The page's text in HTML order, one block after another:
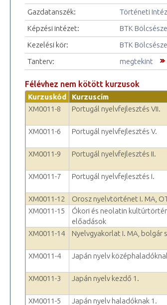
Gazdatanszék:
Történeti
Képzési intézet:
BTK
Kezelési kör:
BTK
Tanterv:
megtekint
Félévhez nem kötött kurzusok
Kurzuskód Kurzuscím
XM0011-8
Portugál nyelvfejlesztés VII.
XM0011-6
Portugál nyelvfejlesztés V.
XM0011-9
Portugál nyelvfejlesztés II.
XM0011-7
Portugál nyelvfejlesztés I.
XM0011-12
Orosz nyelvtörténet I. MA,
XM0011-15
Ókori és neolatin
előadások
XM0011-14 Nyelvgyakorlat I. MA, bolgár
XM0011-4
Japán nyelv
XM0011-3
Japán nyelv kezdő 1.
XM0011-5
Japán nyelv haladóknak 1.